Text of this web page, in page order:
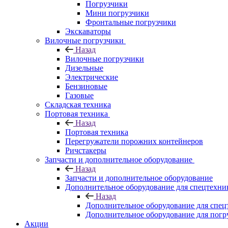
Погрузчики
Мини погрузчики
Фронтальные погрузчики
Экскаваторы
Вилочные погрузчики
Назад
Вилочные погрузчики
Дизельные
Электрические
Бензиновые
Газовые
Складская техника
Портовая техника
Назад
Портовая техника
Перегружатели порожних контейнеров
Ричстакеры
Запчасти и дополнительное оборудование
Назад
Запчасти и дополнительное оборудование
Дополнительное оборудование для
Назад
Дополнительное оборудование для
Дополнительное оборудование для
Акции